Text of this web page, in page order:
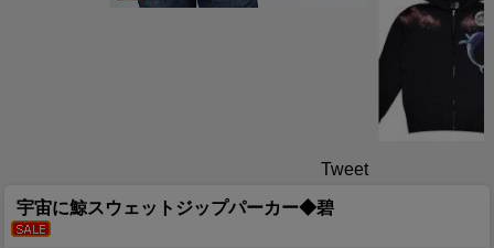
Tweet
宇宙に鯨スウェットジップパーカー◆碧